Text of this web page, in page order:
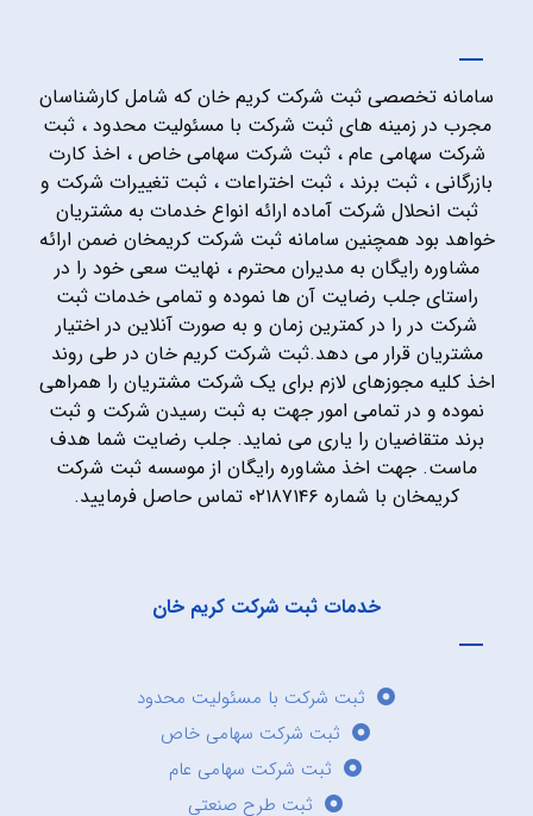
سامانه تخصصی ثبت شرکت کریم خان که شامل کارشناسان
مجرب در زمینه های ثبت شرکت با مسئولیت محدود ، ثبت
شرکت سهامی عام ، ثبت شرکت سهامی خاص ، اخذ کارت
بازرگانی ، ثبت برند ، ثبت اختراعات ، ثبت تغییرات شرکت و
ثبت انحلال شرکت آماده ارائه انواع خدمات به مشتریان
خواهد بود همچنین سامانه ثبت شرکت کریمخان ضمن ارائه
مشاوره رایگان به مدیران محترم ، نهایت سعی خود را در
راستای جلب رضایت آن ها نموده و تمامی خدمات ثبت
شرکت در را در کمترین زمان و به صورت آنلاین در اختیار
مشتریان قرار می دهد.ثبت شرکت کریم خان در طی روند
اخذ کلیه مجوزهای لازم برای یک شرکت مشتریان را همراهی
نموده و در تمامی امور جهت به ثبت رسیدن شرکت و ثبت
برند متقاضیان را یاری می نماید. جلب رضایت شما هدف
ماست. جهت اخذ مشاوره رایگان از موسسه ثبت شرکت
کریمخان با شماره ۰۲۱۸۷۱۴۶ تماس حاصل فرمایید.
خدمات ثبت شرکت کریم خان
ثبت شرکت با مسئولیت محدود
ثبت شرکت سهامی خاص
ثبت شرکت سهامی عام
ثبت طرح صنعتی